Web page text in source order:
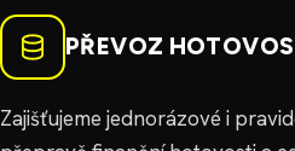
PŘEVOZ
Zajišťujeme jednorázové i